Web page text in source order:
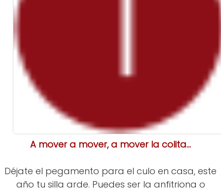
A mover a mover, a mover la colita...
Déjate el pegamento para el culo en casa, este
año tu silla arde. Puedes ser la anfitriona o